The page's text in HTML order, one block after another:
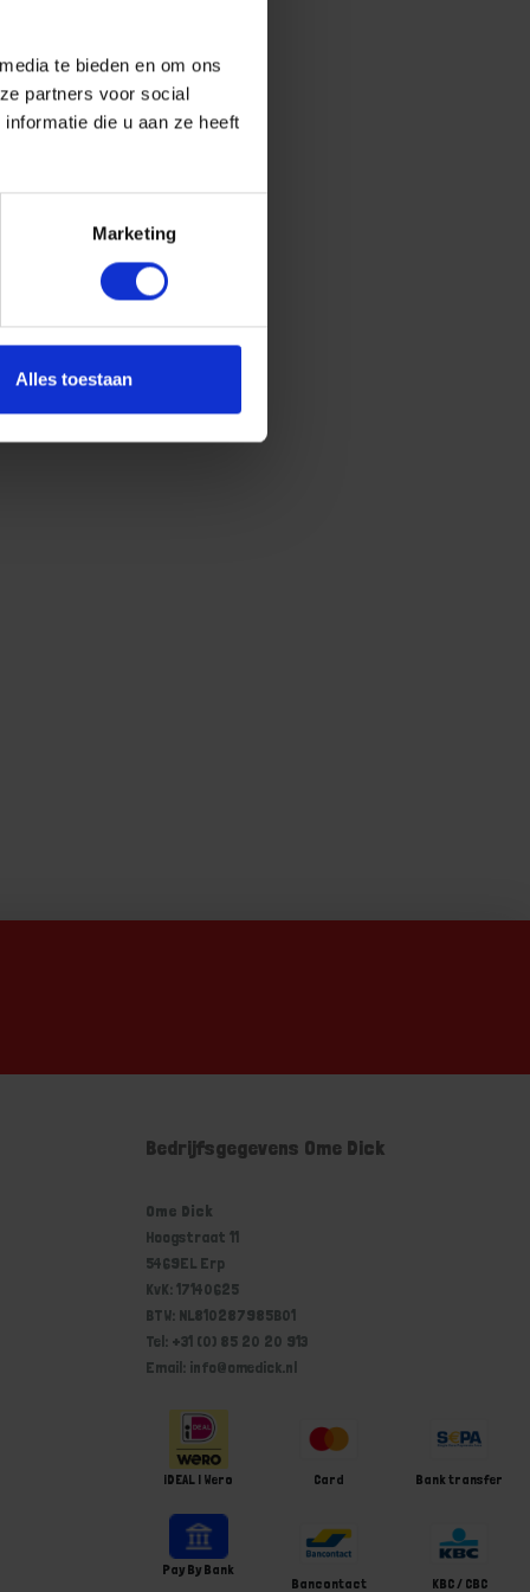
te bieden en om ons
partners voor social
die u aan ze heeft
Marketing
Alles toestaan
Bedrijfsgegevens Ome Dick
Ome Dick
Hoogstraat 11
5469EL Erp
KvK: 17140625
BTW: NL810287985B01
Tel: +31 (0) 85 20 20 913
Email: info@omedick.nl
iDEAL | Wero Card Bank transfer
Pay By Bank
Bancontact
KBC / CBC